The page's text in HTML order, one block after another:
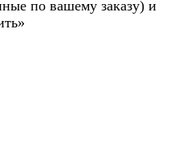
по вашему заказу) и